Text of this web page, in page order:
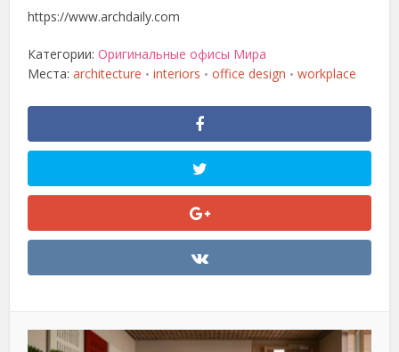
https://www.archdaily.com
Категории:Оригинальные офисы Мира
Места:architecture • interiors • office design • workplace